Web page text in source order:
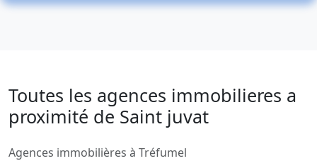
Toutes les agences immobilieres a
proximité de Saint juvat
Agences immobilières à Tréfumel